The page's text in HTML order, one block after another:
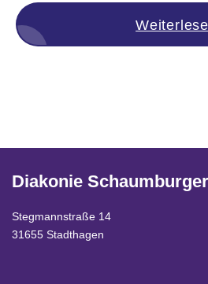
Diakonie
Stegmannstraße 14
31655 Stadthagen